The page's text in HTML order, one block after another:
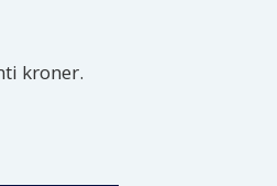
kroner.